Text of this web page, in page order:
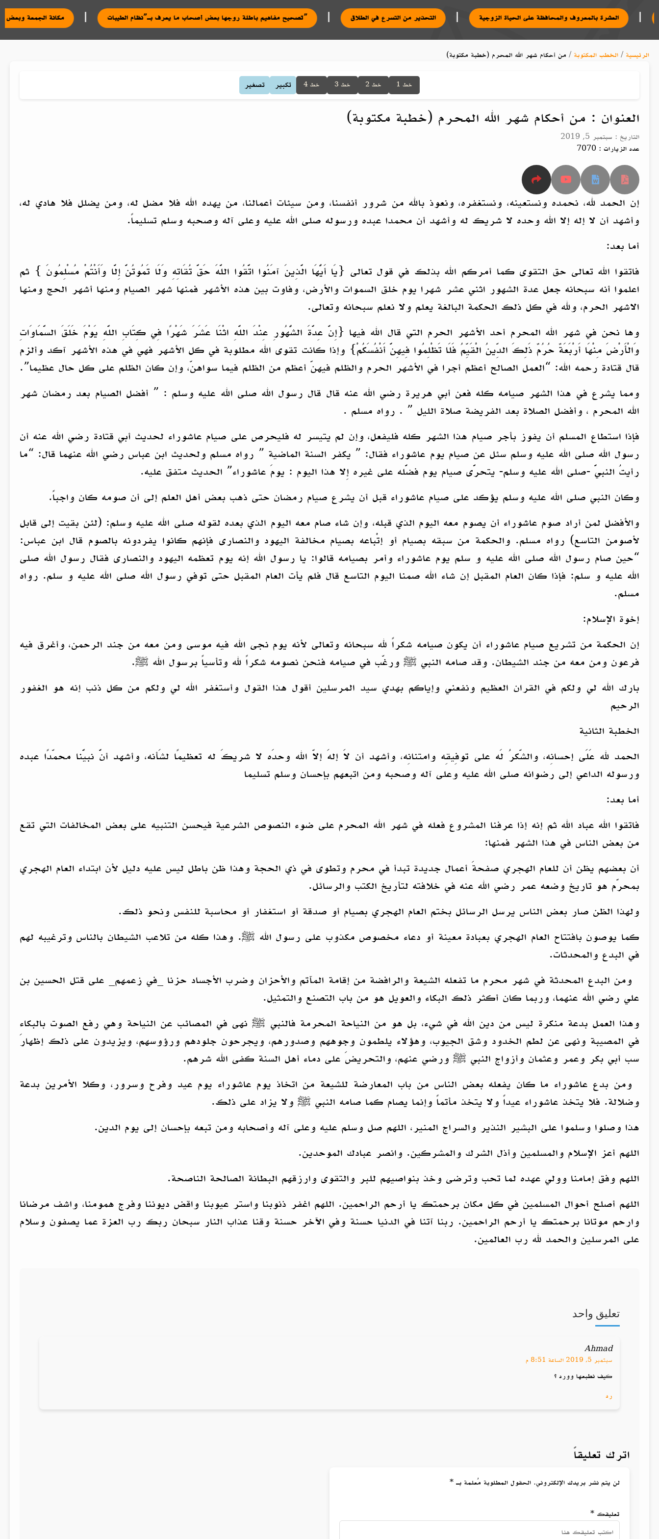
مكانة | تصحيح مفاهيم باطلة روجها بعض أصحاب ما يعرف بـ”نظام الطيبات” | التحذير من التسرع في الطلاق | العشرة بالمعروف والمحافظة على الحياة الزوجية | فيه
الرئيسية / الخطب المكتوبة / من أحكام شهر الله المحرم (خطبة مكتوبة)
خط 1 خط 2 خط 3 خط 4 تكبير تصغير
العنوان : من أحكام شهر الله المحرم (خطبة مكتوبة)
التاريخ : سبتمبر 5, 2019
عدد الزيارات : 7070
إن الحمد لله، نحمده ونستعينه، ونستغفره، ونعوذ بالله من شرور أنفسنا، ومن سيئات أعمالنا، من يهده الله فلا مضل له، ومن يضلل فلا هادي له،
وأشهد أن لا إله إلا الله وحده لا شريك له وأشهد أن محمدا عبده ورسوله صلى الله عليه وعلى آله وصحبه وسلم تسليماً.
أما بعد:
فاتقوا الله تعالى حق التقوى كما أمركم الله بذلك في قول تعالى {يَا أَيُّهَا الَّذِينَ آمَنُوا اتَّقُوا اللَّهَ حَقَّ تُقَاتِهِ وَلَا تَمُوتُنَّ إِلَّا وَأَنْتُمْ مُسْلِمُونَ } ثم
اعلموا أنه سبحانه جعل عدة الشهور اثني عشر شهرا يوم خلق السموات والأرض، وفاوت بين هذه الأشهر فمنها شهر الصيام ومنها أشهر الحج ومنها
الاشهر الحرم، ولله في كل ذلك الحكمة البالغة يعلم ولا نعلم سبحانه وتعالى.
وها نحن في شهر الله المحرم أحد الأشهر الحرم التي قال الله فيها {إِنَّ عِدَّةَ الشُّهُورِ عِنْدَ اللَّهِ اثْنَا عَشَرَ شَهْرًا فِي كِتَابِ اللَّهِ يَوْمَ خَلَقَ السَّمَاوَاتِ
وَالْأَرْضَ مِنْهَا أَرْبَعَةٌ حُرُمٌ ذَلِكَ الدِّينُ الْقَيِّمُ فَلَا تَظْلِمُوا فِيهِنَّ أَنْفُسَكُمْ} وإذا كانت تقوى الله مطلوبة في كل الأشهر فهي في هذه الأشهر آكد وألزم
قال قتادة رحمه الله: “العمل الصالح أعظم أجرا في الأشهر الحرم والظلم فيهنّ أعظم من الظلم فيما سواهنّ، وإن كان الظلم على كل حال عظيما”.
ومما يشرع في هذا الشهر صيامه كله فعن أبي هريرة رضي الله عنه قال قال رسول الله صلى الله عليه وسلم : ” أفضل الصيام بعد رمضان شهر
الله المحرم ، وأفضل الصلاة بعد الفريضة صلاة الليل ” . رواه مسلم .
فإذا استطاع المسلم أن يفوز بأجر صيام هذا الشهر كله فليفعل، وإن لم يتيسر له فليحرص على صيام عاشوراء لحديث أبي قتادة رضي الله عنه أن
رسول الله صلى الله عليه وسلم سئل عن صيام يوم عاشوراء فقال: ” يكفر السنة الماضية ” رواه مسلم ولحديث ابن عباس رضي الله عنهما قال: “ما
رأيتُ النبيَّ -صلى الله عليه وسلم- يتحرَّى صيام يوم فضَّله على غيره إِلا هذا اليوم : يومَ عاشوراء” الحديث متفق عليه.
وكان النبي صلى الله عليه وسلم يؤكد على صيام عاشوراء قبل أن يشرع صيام رمضان حتى ذهب بعض أهل العلم إلى أن صومه كان واجباً.
والأفضل لمن أراد صوم عاشوراء أن يصوم معه اليوم الذي قبله، وإن شاء صام معه اليوم الذي بعده لقوله صلى الله عليه وسلم: (لئن بقيت إلى قابل
لأصومن التاسع) رواه مسلم. والحكمة من سبقه بصيام أو إتْباعه بصيام مخالفة اليهود والنصارى فإنهم كانوا يفردونه بالصوم قال ابن عباس:
“حين صام رسول الله صلى الله عليه و سلم يوم عاشوراء وأمر بصيامه قالوا: يا رسول الله إنه يوم تعظمه اليهود والنصارى فقال رسول الله صلى
الله عليه و سلم: فإذا كان العام المقبل إن شاء الله صمنا اليوم التاسع قال فلم يأت العام المقبل حتى توفي رسول الله صلى الله عليه و سلم. رواه
مسلم.
إخوة الإسلام:
إن الحكمة من تشريع صيام عاشوراء أن يكون صيامه شكراً لله سبحانه وتعالى لأنه يوم نجى الله فيه موسى ومن معه من جند الرحمن، وأغرق فيه
فرعون ومن معه من جند الشيطان. وقد صامه النبي ﷺ ورغّب في صيامه فنحن نصومه شكراً لله وتأسياً برسول الله ﷺ.
بارك الله لي ولكم في القران العظيم ونفعني وإياكم بهدي سيد المرسلين أقول هذا القول وأستغفر الله لي ولكم من كل ذنب إنه هو الغفور
الرحيم
الخطبة الثانية
الحمد لله عَلَى إحسانِه، والشّكرُ لَه على توفِيقِه وامتنانِه، وأشهد أن لاَ إلهَ إلاّ الله وحدَه لا شريكَ له تعظيمًا لشَأنه، وأشهد أنَّ نبيَّنا محمّدًا عبده
ورسوله الداعي إلى رضوانه صلى الله عليه وعلى آله وصحبه ومن اتبعهم بإحسان وسلم تسليما
أما بعد:
فاتقوا الله عباد الله ثم إنه إذا عرفنا المشروع فعله في شهر الله المحرم على ضوء النصوص الشرعية فيحسن التنبيه على بعض المخالفات التي تقع
من بعض الناس في هذا الشهر فمنها:
أن بعضهم يظن أن للعام الهجري صفحةَ أعمال جديدة تبدأ في محرم وتطوى في ذي الحجة وهذا ظن باطل ليس عليه دليل لأن ابتداء العام الهجري
بمحرّم هو تاريخ وضعه عمر رضي الله عنه في خلافته لتأريخ الكتب والرسائل.
ولهذا الظن صار بعض الناس يرسل الرسائل بختم العام الهجري بصيام أو صدقة أو استغفار أو محاسبة للنفس ونحو ذلك.
كما يوصون بافتتاح العام الهجري بعبادة معينة أو دعاء مخصوص مكذوب على رسول الله ﷺ. وهذا كله من تلاعب الشيطان بالناس وترغيبه لهم
في البدع والمحدثات.
ومن البدع المحدثة في شهر محرم ما تفعله الشيعة والرافضة من إقامة المآتم والأحزان وضرب الأجساد حزنا _في زعمهم_ على قتل الحسين بن
علي رضي الله عنهما، وربما كان أكثر ذلك البكاء والعويل هو من باب التصنع والتمثيل.
وهذا العمل بدعة منكرة ليس من دين الله في شيء، بل هو من النياحة المحرمة فالنبي ﷺ نهى في المصائب عن النياحة وهي رفع الصوت بالبكاء
في المصيبة ونهى عن لطم الخدود وشق الجيوب، وهؤلاء يلطمون وجوههم وصدورهم، ويجرحون جلودهم ورؤوسهم، ويزيدون على ذلك إظهارَ
سب أبي بكر وعمر وعثمان وأزواج النبي ﷺ ورضي عنهم، والتحريضَ على دماء أهل السنة كفى الله شرهم.
ومن بدع عاشوراء ما كان يفعله بعض الناس من باب المعارضة للشيعة من اتخاذ يوم عاشوراء يوم عيد وفرح وسرور، وكلا الأمرين بدعة
وضلالة. فلا يتخذ عاشوراء عيداً ولا يتخذ مأتماً وإنما يصام كما صامه النبي ﷺ ولا يزاد على ذلك.
هذا وصلوا وسلموا على البشير النذير والسراج المنير، اللهم صل وسلم عليه وعلى آله وأصحابه ومن تبعه بإحسان إلى يوم الدين.
اللهم أعز الإسلام والمسلمين وأذل الشرك والمشركين. وانصر عبادك الموحدين.
اللهم وفق إمامنا وولي عهده لما تحب وترضى وخذ بنواصيهم للبر والتقوى وارزقهم البطانة الصالحة الناصحة.
اللهم أصلح أحوال المسلمين في كل مكان برحمتك يا أرحم الراحمين. اللهم اغفر ذنوبنا واستر عيوبنا واقض ديوننا وفرج همومنا، واشف مرضانا
وارحم موتانا برحمتك يا أرحم الراحمين. ربنا آتنا في الدنيا حسنة وفي الآخر حسنة وقنا عذاب النار سبحان ربك رب العزة عما يصفون وسلام
على المرسلين والحمد لله رب العالمين.
تعليق واحد
Ahmad
سبتمبر 5, 2019 الساعة 8:51 م
كيف نطبعها وورد ؟
رد
اترك تعليقاً
لن يتم نشر بريدك الإلكتروني. الحقول المطلوبة مُعلمة بـ *
تعليقك *